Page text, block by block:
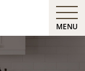
MENU